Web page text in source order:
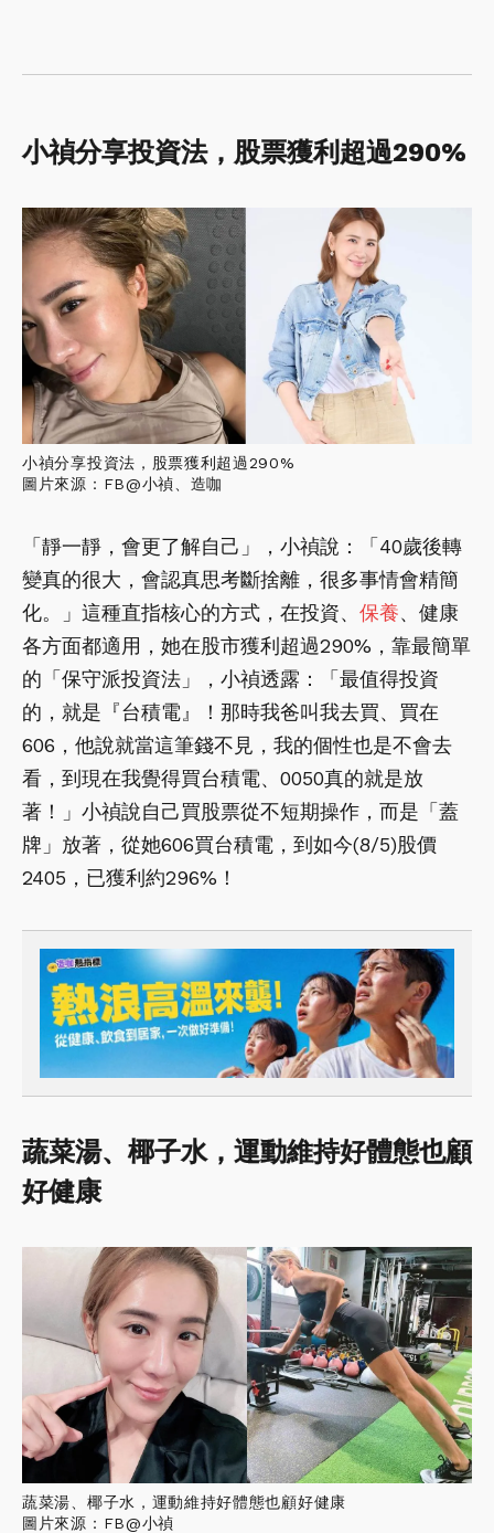
小禎分享投資法，股票獲利超過290%
小禎分享投資法，股票獲利超過290%
圖片來源：FB@小禎、造咖
「靜一靜，會更了解自己」，小禎說：「40歲後轉
變真的很大，會認真思考斷捨離，很多事情會精簡
化。」這種直指核心的方式，在投資、 保養、健康
各方面都適用，她在股市獲利超過290%，靠最簡單
的「保守派投資法」，小禎透露：「最值得投資
的，就是『台積電』！那時我爸叫我去買、買在
606，他說就當這筆錢不見，我的個性也是不會去
看，到現在我覺得買台積電、0050真的就是放
著！」小禎說自己買股票從不短期操作，而是「蓋
牌」放著，從她606買台積電，到如今(8/5)股價
2405，已獲利約296%！
蔬菜湯、椰子水，運動維持好體態也顧
好健康
蔬菜湯、椰子水，運動維持好體態也顧好健康
圖片來源：FB@小禎